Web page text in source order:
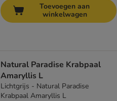
Toevoegen aan
winkelwagen
Natural Paradise Krabpaal
Amaryllis L
Lichtgrijs - Natural Paradise
Krabpaal Amaryllis L